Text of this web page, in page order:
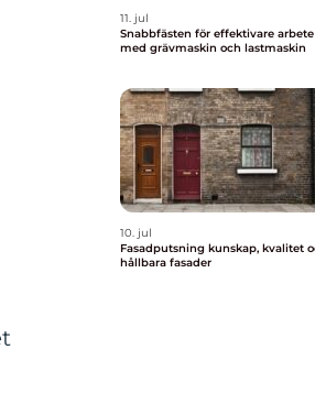
11. jul
Snabbfästen för effektivare arbete
med grävmaskin och lastmaskin
10. jul
Fasadputsning kunskap, kvalitet och
hållbara fasader